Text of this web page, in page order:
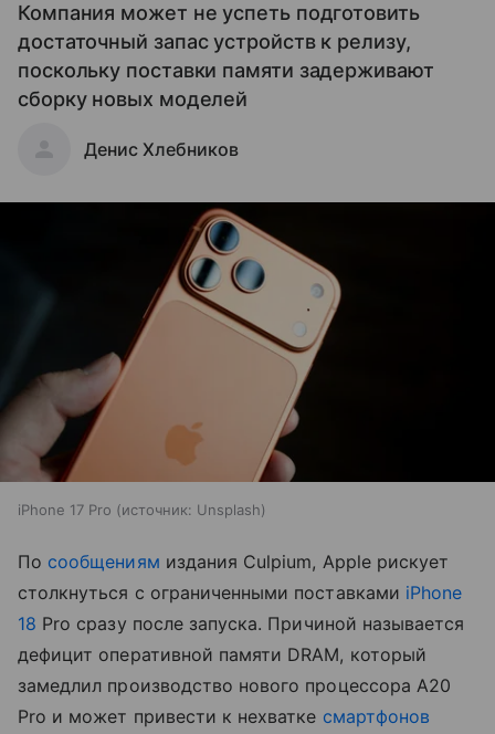
Компания может не успеть подготовить
достаточный запас устройств к релизу,
поскольку поставки памяти задерживают
сборку новых моделей
Денис Хлебников
iPhone 17 Pro источник: Unsplash
По сообщениям издания Culpium, Apple рискует
столкнуться с ограниченными поставками iPhone
18 Pro сразу после запуска. Причиной называется
дефицит оперативной памяти DRAM, который
замедлил производство нового процессора A20
Pro и может привести к нехватке смартфонов